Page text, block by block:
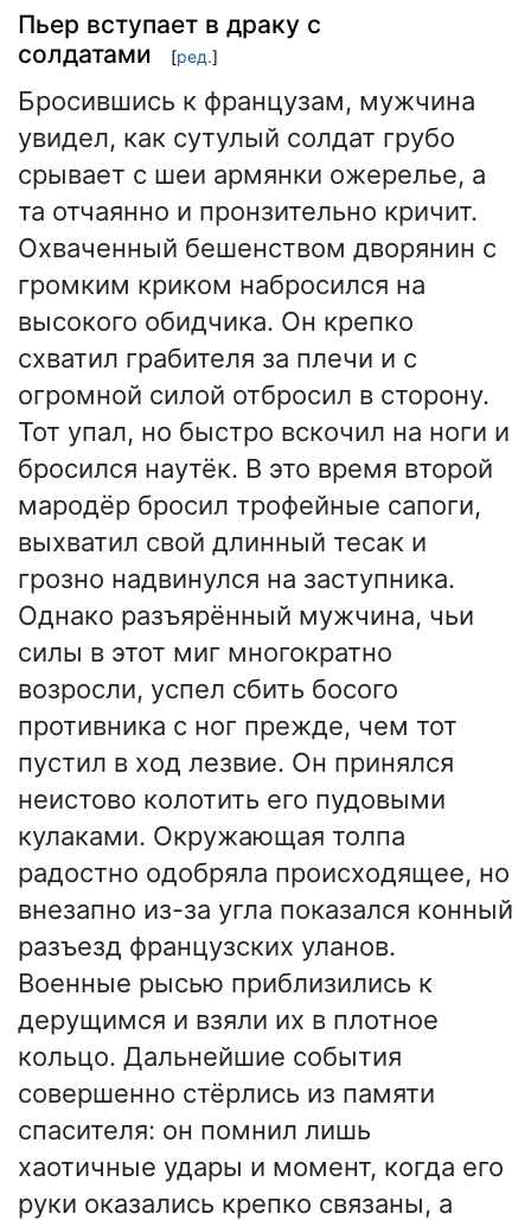
Пьер вступает в драку с
солдатами
[ред.]
Бросившись к французам, мужчина
увидел, как сутулый солдат грубо
срывает с шеи армянки ожерелье, а
та отчаянно и пронзительно кричит.
Охваченный бешенством дворянин с
громким криком набросился на
высокого обидчика. Он крепко
схватил грабителя за плечи и с
огромной силой отбросил в сторону.
Тот упал, но быстро вскочил на ноги и
бросился наутёк. В это время второй
мародёр бросил трофейные сапоги,
выхватил свой длинный тесак и
грозно надвинулся на заступника.
Однако разъярённый мужчина, чьи
силы в этот миг многократно
возросли, успел сбить босого
противника с ног прежде, чем тот
пустил в ход лезвие. Он принялся
неистово колотить его пудовыми
кулаками. Окружающая толпа
радостно одобряла происходящее, но
внезапно из-за угла показался конный
разъезд французских уланов.
Военные рысью приблизились к
дерущимся и взяли их в плотное
кольцо. Дальнейшие события
совершенно стёрлись из памяти
спасителя: он помнил лишь
хаотичные удары и момент, когда его
руки оказались крепко связаны, а